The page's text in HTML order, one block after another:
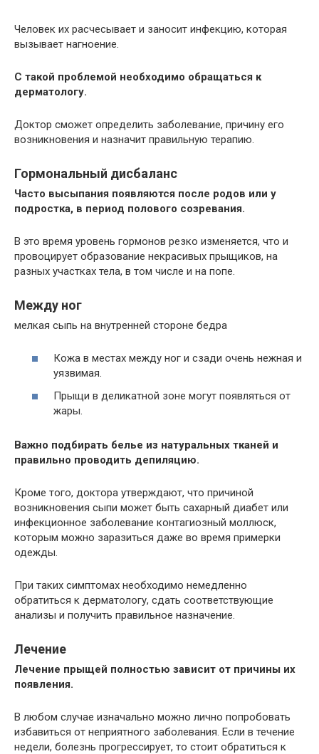
Человек их расчесывает и заносит инфекцию, которая
вызывает нагноение.
С такой проблемой необходимо обращаться к
дерматологу.
Доктор сможет определить заболевание, причину его
возникновения и назначит правильную терапию.
Гормональный дисбаланс
Часто высыпания появляются после родов или у
подростка, в период полового созревания.
В это время уровень гормонов резко изменяется, что и
провоцирует образование некрасивых прыщиков, на
разных участках тела, в том числе и на попе.
Между ног
мелкая сыпь на внутренней стороне бедра
Кожа в местах между ног и сзади очень нежная и
уязвимая.
Прыщи в деликатной зоне могут появляться от
жары.
Важно подбирать белье из натуральных тканей и
правильно проводить депиляцию.
Кроме того, доктора утверждают, что причиной
возникновения сыпи может быть сахарный диабет или
инфекционное заболевание контагиозный моллюск,
которым можно заразиться даже во время примерки
одежды.
При таких симптомах необходимо немедленно
обратиться к дерматологу, сдать соответствующие
анализы и получить правильное назначение.
Лечение
Лечение прыщей полностью зависит от причины их
появления.
В любом случае изначально можно лично попробовать
избавиться от неприятного заболевания. Если в течение
недели, болезнь прогрессирует, то стоит обратиться к